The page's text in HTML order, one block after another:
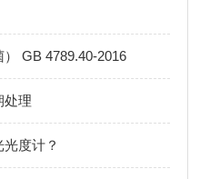
GB 4789.40-2016
处理
度计？